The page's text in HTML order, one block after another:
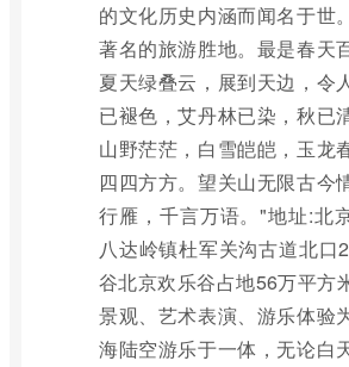
的文化历史内涵而闻名于世
著名的旅游胜地。最是春天
夏天绿叠云，展到天边，令
已褪色，艾丹林已染，秋已
山野茫茫，白雪皑皑，玉龙
四四方方。望关山无限古今
行雁，千言万语。"地址:北
八达岭镇杜军关沟古道北口
谷北京欢乐谷占地56万平方
景观、艺术表演、游乐体验
海陆空游乐于一体，无论白